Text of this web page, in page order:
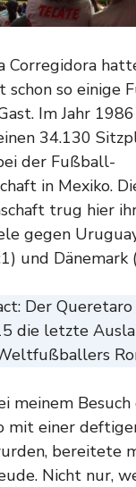
Corregidora
schon so einige
Im Jahr
34.130
der Fußball-
in Mexiko.
trug hier
gegen
und Dänemark
Der
die letzte
meinem
mit einer
bereitete
Nicht nur,